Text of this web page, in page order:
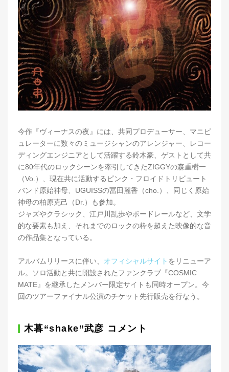
今作『ヴィーナスの夜』には、共同プロデューサー、マニピ
ュレーターに数々のミュージシャンのアレンジャー、レコー
ディングエンジニアとして活躍する鈴木豪、ゲストとして共
に80年代のロックシーンを牽引してきたZIGGYの森重樹一
（Vo.）、現在共に活動するピンク・フロイドトリビュート
バンド原始神母、UGUISSの冨田麗香（cho.）、同じく原始
神母の柏原克己（Dr.）も参加。
ジャズやクラシック、江戸川乱歩やボードレールなど、文学
的な要素も加え、それまでのロックの枠を超えた映像的な音
の作品集となっている。
アルバムリリースに伴い、 オフィシャルサイト をリニューア
ル。ソロ活動と共に開設されたファンクラブ『COSMIC
MATE』を継承したメンバー限定サイトも同時オープン。今
回のツアーファイナル公演のチケット先行販売を行なう。
木暮“shake”武彦 コメント